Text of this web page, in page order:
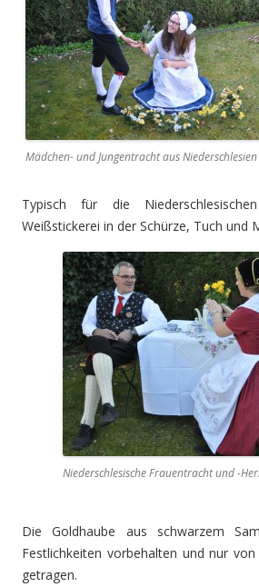
Mädchen- und Jungentracht aus Niederschlesien
Typisch für die
Weißstickerei in der Schürze, Tuch und
Niederschlesische Frauentracht und -
Die Goldhaube aus schwarzem
Festlichkeiten vorbehalten und nur
getragen.